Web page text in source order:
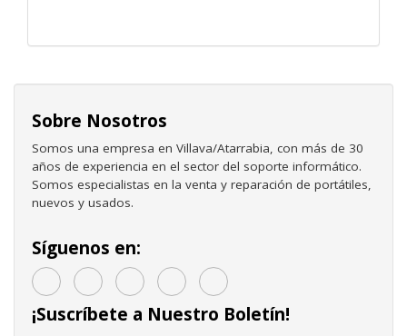
Sobre Nosotros
Somos una empresa en Villava/Atarrabia, con más de 30
años de experiencia en el sector del soporte informático.
Somos especialistas en la venta y reparación de portátiles,
nuevos y usados.
Síguenos en:
¡Suscríbete a Nuestro Boletín!